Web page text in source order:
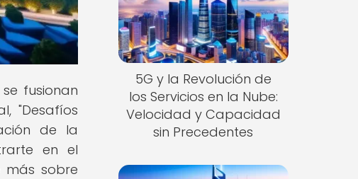
fusionan
"Desafíos
de la
en el
más sobre
5G y la Revolución de
los Servicios en la Nube:
Velocidad y Capacidad
sin Precedentes